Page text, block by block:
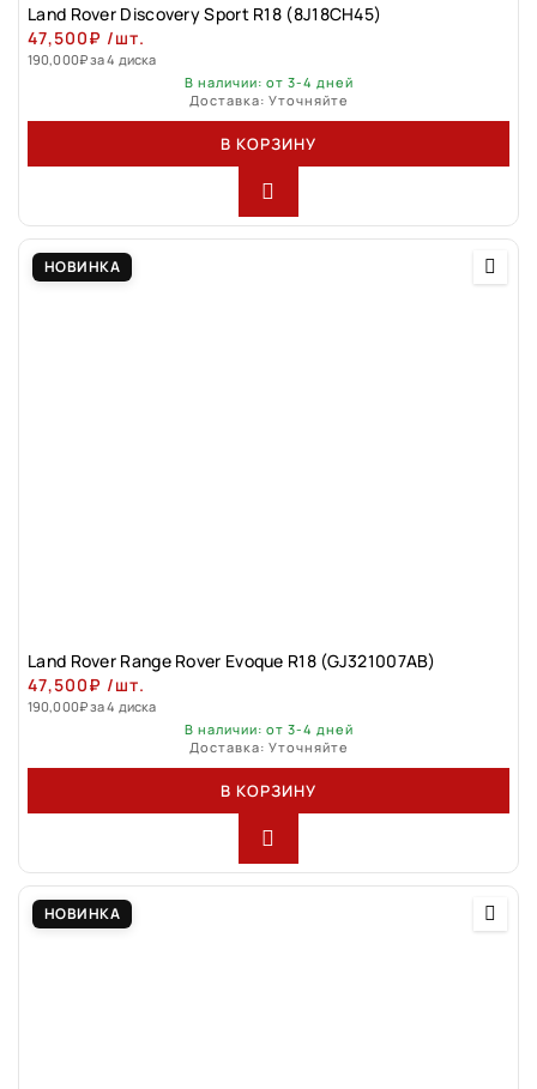
Land Rover Discovery Sport R18 (8J18CH45)
47,500₽ /шт.
190,000₽за 4 диска
В наличии: от 3-4 дней
Доставка: Уточняйте
В КОРЗИНУ
НОВИНКА
Land Rovеr Rаngе Rоver Evоque R18 (GJ321007АВ)
47,500₽ /шт.
190,000₽за 4 диска
В наличии: от 3-4 дней
Доставка: Уточняйте
В КОРЗИНУ
НОВИНКА